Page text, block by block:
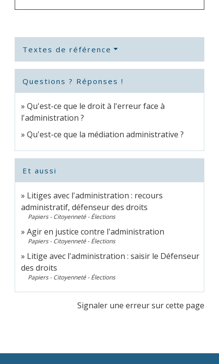
Textes de référence
Questions ? Réponses !
Qu'est-ce que le droit à l'erreur face à
l'administration ?
Qu'est-ce que la médiation administrative ?
Et aussi
Litiges avec l'administration : recours
administratif, défenseur des droits
Papiers - Citoyenneté - Élections
Agir en justice contre l'administration
Papiers - Citoyenneté - Élections
Litige avec l'administration : saisir le Défenseur
des droits
Papiers - Citoyenneté - Élections
Signaler une erreur sur cette page